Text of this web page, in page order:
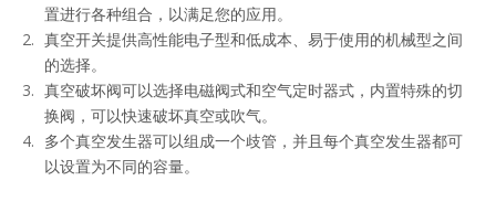
置进行各种组合，以满足您的应用。
真空开关提供高性能电子型和低成本、易于使用的机械型之间
的选择。
真空破坏阀可以选择电磁阀式和空气定时器式，内置特殊的切
换阀，可以快速破坏真空或吹气。
多个真空发生器可以组成一个歧管，并且每个真空发生器都可
以设置为不同的容量。